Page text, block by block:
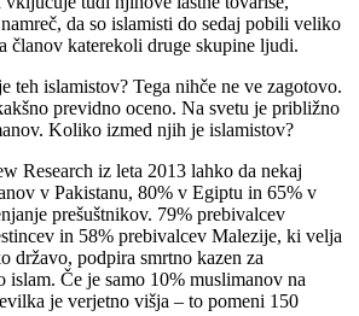
da so islamisti do sedaj pobili veliko
članov katerekoli druge skupine ljudi.
teh islamistov? Tega nihče ne ve zagotovo.
previdno oceno. Na svetu je približno
Koliko izmed njih je islamistov?
Research iz leta 2013 lahko da nekaj
v Pakistanu, 80% v Egiptu in 65% v
prešuštnikov. 79% prebivalcev
in 58% prebivalcev Malezije, ki velja
državo, podpira smrtno kazen za
islam. Če je samo 10% muslimanov na
je verjetno višja – to pomeni 150